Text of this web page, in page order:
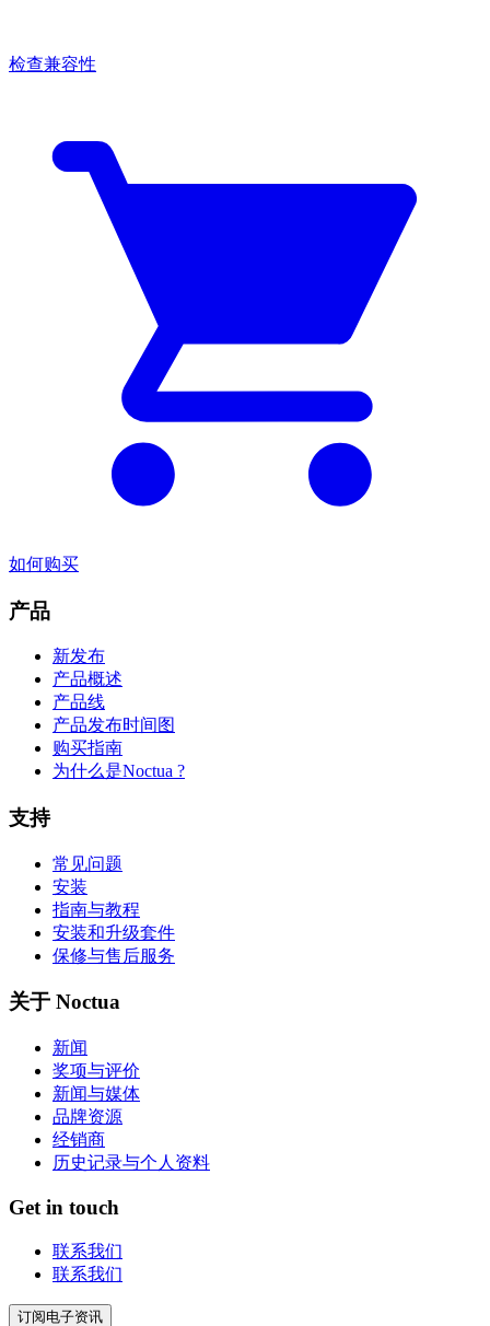
检查兼容性
如何购买
产品
新发布
产品概述
产品线
产品发布时间图
购买指南
为什么是Noctua ?
支持
常见问题
安装
指南与教程
安装和升级套件
保修与售后服务
关于 Noctua
新闻
奖项与评价
新闻与媒体
品牌资源
经销商
历史记录与个人资料
Get in touch
联系我们
联系我们
订阅电子资讯